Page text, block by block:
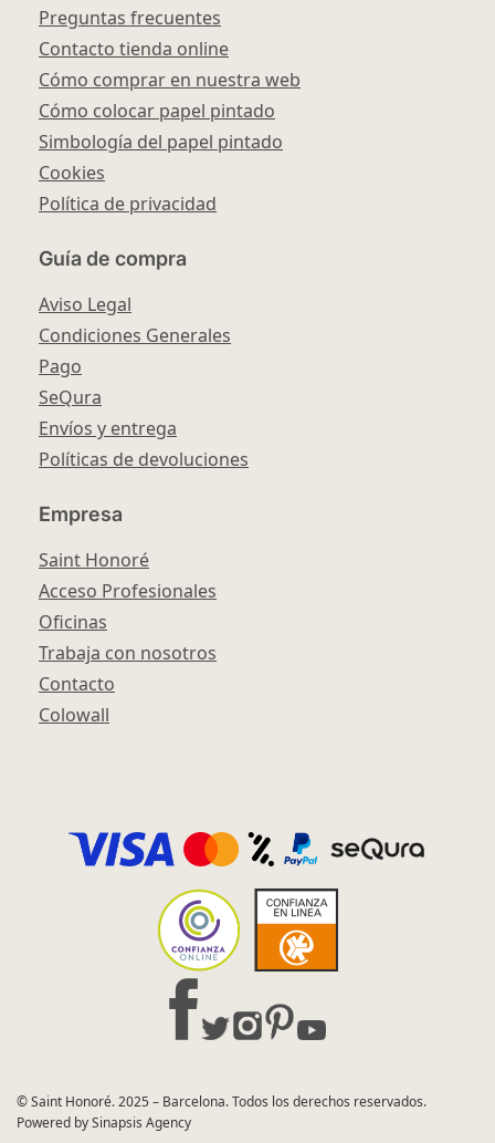
© Saint Honoré. 2025 – Barcelona. Todos los derechos reservados.
Powered by Sinapsis Agency
Preguntas frecuentes
Contacto tienda online
Cómo comprar en nuestra web
Cómo colocar papel pintado
Simbología del papel pintado
Cookies
Política de privacidad
Guía de compra
Aviso Legal
Condiciones Generales
Pago
SeQura
Envíos y entrega
Políticas de devoluciones
Empresa
Saint Honoré
Acceso Profesionales
Oficinas
Trabaja con nosotros
Contacto
Colowall